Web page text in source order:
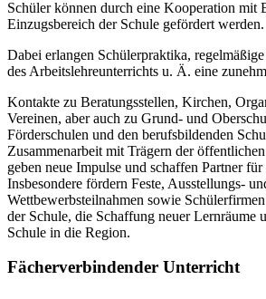
Schüler können durch eine Kooperation mit
Einzugsbereich der Schule gefördert werden.
Dabei erlangen Schülerpraktika,
des Arbeitslehreunterrichts u. Ä. eine
Kontakte zu Beratungsstellen, Kirchen,
Vereinen, aber auch zu Grund- und
Förderschulen und den berufsbildenden
Zusammenarbeit mit Trägern der
geben neue Impulse und schaffen Partner
Insbesondere fördern Feste, Ausstellungs-
Wettbewerbsteilnahmen sowie
der Schule, die Schaffung neuer Lernräume
Schule in die Region.
Fächerverbindender Unterricht